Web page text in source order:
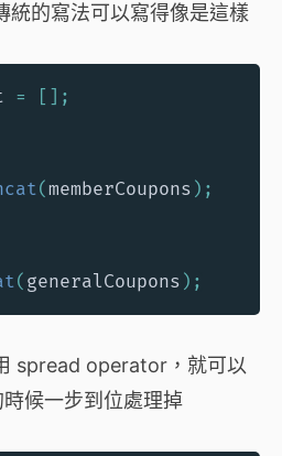
的寫法可以寫得像是這樣
= ;
( memberCoupons ) ;
( generalCoupons ) ;
spread operator，就可以
候一步到位處理掉